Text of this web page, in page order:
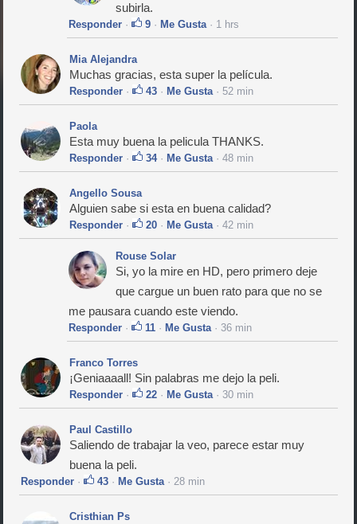
subirla.
Responder · 9 · Me Gusta· 1 hrs
Mia Alejandra
Muchas gracias, esta super la película.
Responder · 43 · Me Gusta· 52 min
Paola
Esta muy buena la pelicula THANKS.
Responder · 34· Me Gusta· 48 min
Angello Sousa
Alguien sabe si esta en buena calidad?
Responder · 20 · Me Gusta· 42 min
Rouse Solar
Si, yo la mire en HD, pero primero deje
que cargue un buen rato para que no se
me pausara cuando este viendo.
Responder · 11 · Me Gusta· 36 min
Franco Torres
¡Geniaaaall! Sin palabras me dejo la peli.
Responder · 22 · Me Gusta· 30 min
Paul Castillo
Saliendo de trabajar la veo, parece estar muy
buena la peli.
Responder · 43 · Me Gusta· 28 min
Cristhian Ps